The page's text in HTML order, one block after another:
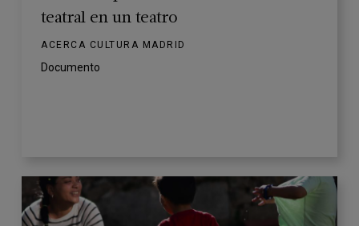
teatral en un teatro
ACERCA CULTURA MADRID
Documento